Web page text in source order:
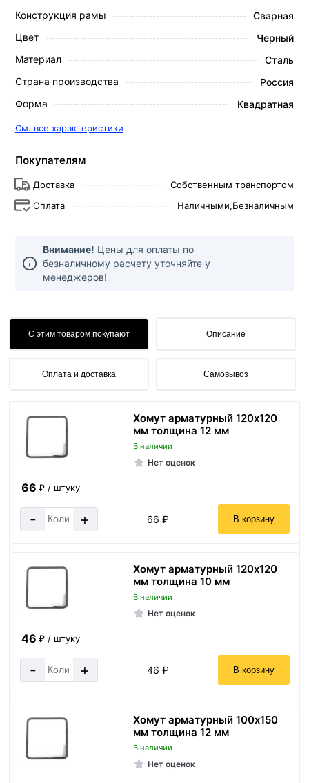
Конструкция рамы
Сварная
Цвет
Черный
Материал
Сталь
Страна производства
Россия
Форма
Квадратная
См. все характеристики
Покупателям
Доставка
Собственным транспортом
Оплата
Наличными,Безналичным
Внимание! Цены для оплаты по
безналичному расчету уточняйте у
менеджеров!
С этим товаром покупают Описание
Оплата и доставка Самовывоз
Хомут арматурный 120х120
мм толщина 12 мм
В наличии
Нет оценок
66 ₽ / штуку
- + 66 ₽ В корзину
Хомут арматурный 120х120
мм толщина 10 мм
В наличии
Нет оценок
46 ₽ / штуку
- + 46 ₽ В корзину
Хомут арматурный 100х150
мм толщина 12 мм
В наличии
Нет оценок